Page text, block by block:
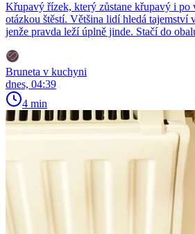
Křupavý řízek, který zůstane křupavý i po
otázkou štěstí. Většina lidí hledá tajemství
jenže pravda leží úplně jinde. Stačí do
Bruneta v kuchyni
dnes, 04:39
4 min